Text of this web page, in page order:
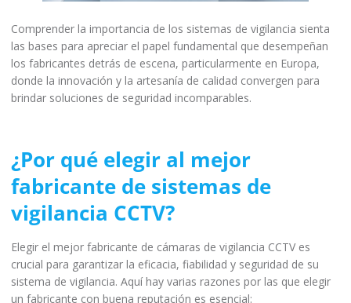
Comprender la importancia de los sistemas de vigilancia sienta
las bases para apreciar el papel fundamental que desempeñan
los fabricantes detrás de escena, particularmente en Europa,
donde la innovación y la artesanía de calidad convergen para
brindar soluciones de seguridad incomparables.
¿Por qué elegir al mejor
fabricante de sistemas de
vigilancia CCTV?
Elegir el mejor fabricante de cámaras de vigilancia CCTV es
crucial para garantizar la eficacia, fiabilidad y seguridad de su
sistema de vigilancia. Aquí hay varias razones por las que elegir
un fabricante con buena reputación es esencial: